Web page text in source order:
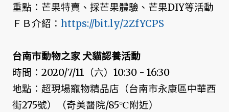
重點：芒果特賣、採芒果體驗、芒果DIY等活動
ＦＢ介紹： https://bit.ly/2ZfYCPS
台南市動物之家 犬貓認養活動
時間：2020/7/11（六）10:30 - 16:30
地點：超現場寵物精品店（台南市永康區中華西
街275號）（奇美醫院/85℃附近）